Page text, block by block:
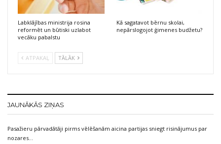
Labklājības ministrija rosina
reformēt un būtiski uzlabot
vecāku pabalstu
Kā sagatavot bērnu skolai,
nepārslogojot ģimenes budžetu?
ATPAKAĻ TĀLĀK
JAUNĀKĀS ZIŅAS
Pasažieru pārvadātāji pirms vēlēšanām aicina partijas sniegt risinājumus par
nozares…